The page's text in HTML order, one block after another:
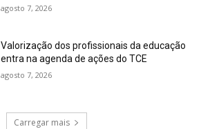
agosto 7, 2026
Valorização dos profissionais da educação
entra na agenda de ações do TCE
agosto 7, 2026
Carregar mais